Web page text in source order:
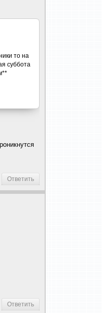
то на
суббота
Ответить
Ответить